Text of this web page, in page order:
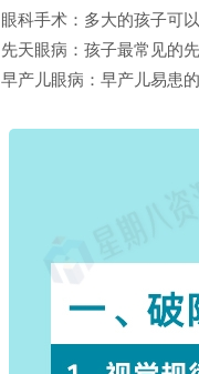
眼科手术：多大的孩子可
先天眼病：孩子最常见的
早产儿眼病：早产儿易患